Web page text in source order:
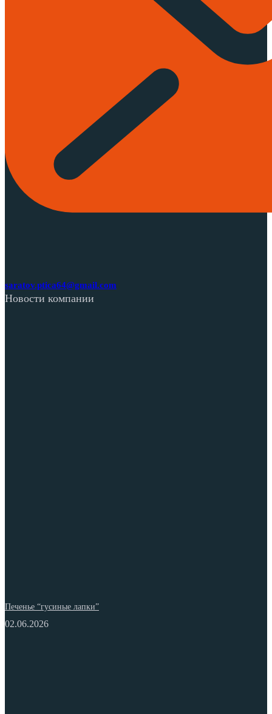
saratov.ptica64@gmail.com
Новости компании
Печенье “гусиные лапки”
02.06.2026